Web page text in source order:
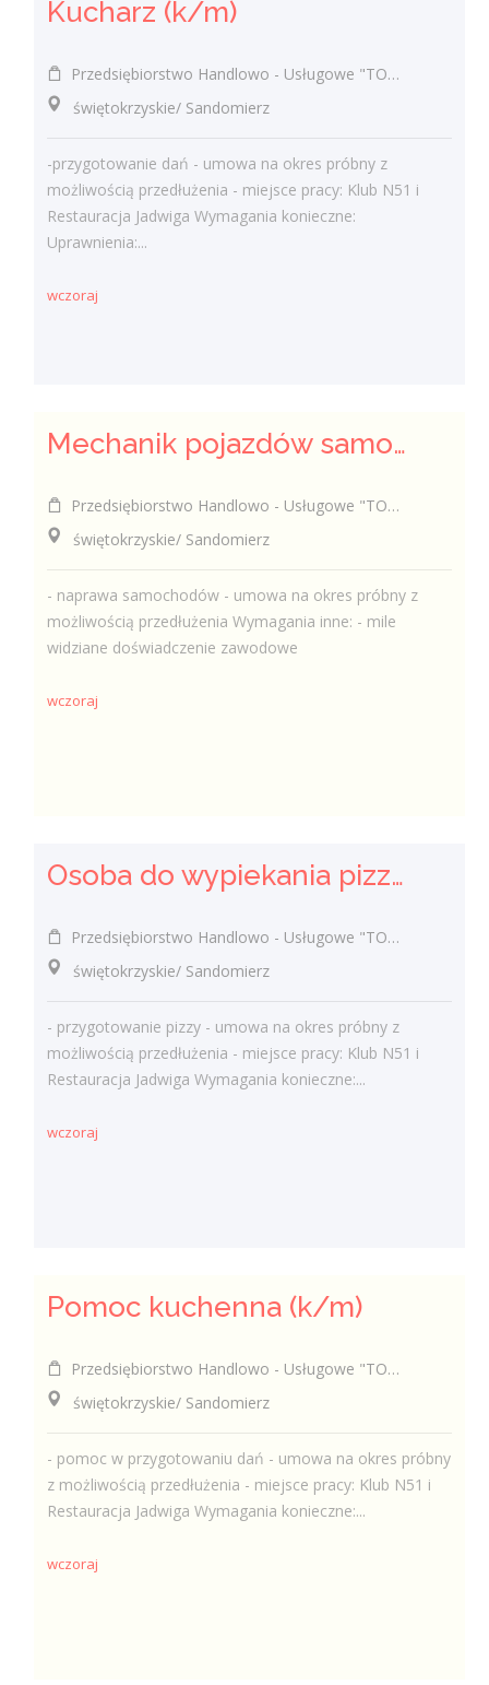
Kucharz (k/m)
Przedsiębiorstwo Handlowo - Usługowe "TOMAX" Tomasz Winiarski
świętokrzyskie/ Sandomierz
-przygotowanie dań - umowa na okres próbny z
możliwością przedłużenia - miejsce pracy: Klub N51 i
Restauracja Jadwiga Wymagania konieczne:
Uprawnienia:...
wczoraj
Mechanik pojazdów samochodowych (k/m)
Przedsiębiorstwo Handlowo - Usługowe "TOMAX" Tomasz Winiarski
świętokrzyskie/ Sandomierz
- naprawa samochodów - umowa na okres próbny z
możliwością przedłużenia Wymagania inne: - mile
widziane doświadczenie zawodowe
wczoraj
Osoba do wypiekania pizzy (k/m)
Przedsiębiorstwo Handlowo - Usługowe "TOMAX" Tomasz Winiarski
świętokrzyskie/ Sandomierz
- przygotowanie pizzy - umowa na okres próbny z
możliwością przedłużenia - miejsce pracy: Klub N51 i
Restauracja Jadwiga Wymagania konieczne:...
wczoraj
Pomoc kuchenna (k/m)
Przedsiębiorstwo Handlowo - Usługowe "TOMAX" Tomasz Winiarski
świętokrzyskie/ Sandomierz
- pomoc w przygotowaniu dań - umowa na okres próbny
z możliwością przedłużenia - miejsce pracy: Klub N51 i
Restauracja Jadwiga Wymagania konieczne:...
wczoraj